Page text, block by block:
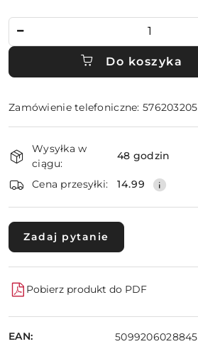
Do koszyka
Zamówienie telefoniczne: 576203205
Dostępność
i
dostawa
Wysyłka w
ciągu:
48 godzin
Cena przesyłki: 14.99
Zadaj pytanie
Pobierz produkt do PDF
EAN: 5099206028845